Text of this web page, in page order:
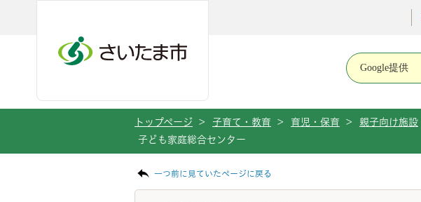
トップページ > 子育て・教育 > 育児・保育 > 親子向け施設
子ども家庭総合センター
一つ前に見ていたページに戻る